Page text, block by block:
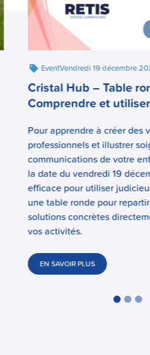
EventVendredi 19 décembre
Cristal Hub – Table
Comprendre et
Pour apprendre à créer des
professionnels et illustrer
communications de votre
la date du vendredi 19
efficace pour utiliser
une table ronde pour
solutions concrètes
vos activités.
EN SAVOIR PLUS